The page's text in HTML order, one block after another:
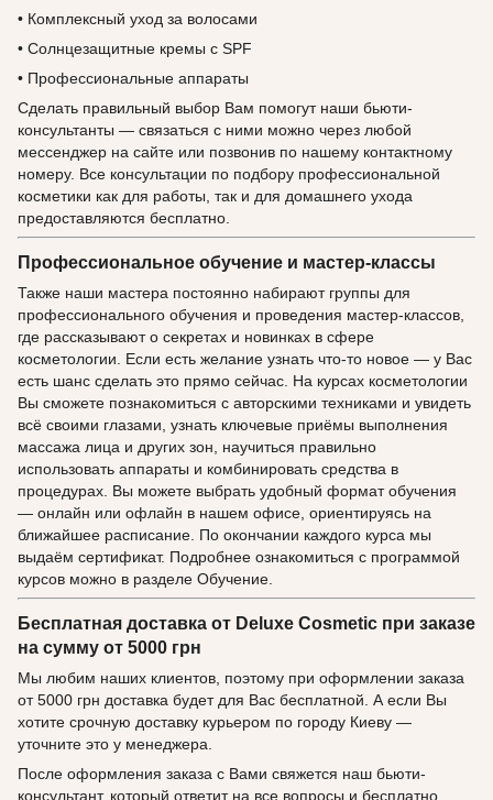
• Комплексный уход за волосами
• Солнцезащитные кремы с SPF
• Профессиональные аппараты
Сделать правильный выбор Вам помогут наши бьюти-
консультанты — связаться с ними можно через любой
мессенджер на сайте или позвонив по нашему контактному
номеру. Все консультации по подбору профессиональной
косметики как для работы, так и для домашнего ухода
предоставляются бесплатно.
Профессиональное обучение и мастер-классы
Также наши мастера постоянно набирают группы для
профессионального обучения и проведения мастер-классов,
где рассказывают о секретах и новинках в сфере
косметологии. Если есть желание узнать что-то новое — у Вас
есть шанс сделать это прямо сейчас. На курсах косметологии
Вы сможете познакомиться с авторскими техниками и увидеть
всё своими глазами, узнать ключевые приёмы выполнения
массажа лица и других зон, научиться правильно
использовать аппараты и комбинировать средства в
процедурах. Вы можете выбрать удобный формат обучения
— онлайн или офлайн в нашем офисе, ориентируясь на
ближайшее расписание. По окончании каждого курса мы
выдаём сертификат. Подробнее ознакомиться с программой
курсов можно в разделе Обучение.
Бесплатная доставка от Deluxe Cosmetic при заказе
на сумму от 5000 грн
Мы любим наших клиентов, поэтому при оформлении заказа
от 5000 грн доставка будет для Вас бесплатной. А если Вы
хотите срочную доставку курьером по городу Киеву —
уточните это у менеджера.
После оформления заказа с Вами свяжется наш бьюти-
консультант, который ответит на все вопросы и бесплатно